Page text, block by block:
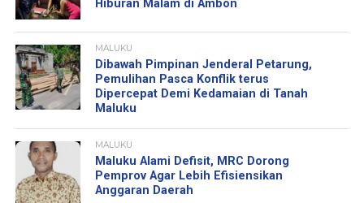
Hiburan Malam di Ambon
MALUKU
Dibawah Pimpinan Jenderal Petarung,
Pemulihan Pasca Konflik terus
Dipercepat Demi Kedamaian di Tanah
Maluku
MALUKU
Maluku Alami Defisit, MRC Dorong
Pemprov Agar Lebih Efisiensikan
Anggaran Daerah